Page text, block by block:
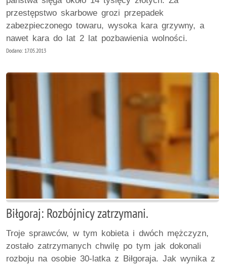
przestępstwo skarbowe grozi przepadek
zabezpieczonego towaru, wysoka kara grzywny, a
nawet kara do lat 2 lat pozbawienia wolności.
Dodano: 17.05.2013
Biłgoraj: Rozbójnicy zatrzymani.
Troje sprawców, w tym kobieta i dwóch mężczyzn,
zostało zatrzymanych chwilę po tym jak dokonali
rozboju na osobie 30-latka z Biłgoraja. Jak wynika z